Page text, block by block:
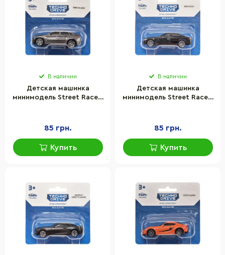
В наличии
Детская машинка
минимодель Street Racers
85 грн.
Купить
В наличии
Детская машинка
минимодель Street Racers
85 грн.
Купить